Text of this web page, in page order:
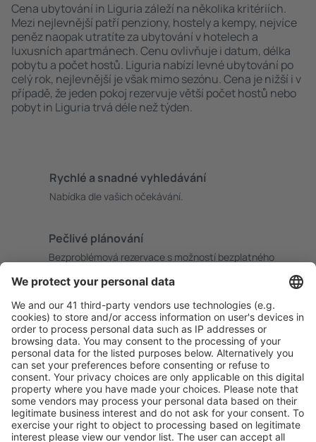
Cena ubytování in Liguria záleží na několika kritériích.
Mezi nejlevnější patří penziony, hostely a kempy, nejvíce
peněz naopak utratíte za ubytování v hotelech a
luxusních apartmánech. Cenu ovlivňuje i datum, délka
pobytu a počet hostů. Liguria nabízí levné ubytování po
celý rok, nejlevnější je však mimo sezónu. Cena je nižší i v
případě, že jeden pokoj rezervuje větší počet hostů nebo
pobyt in Liguria trvá déle než týden.
Rychlé a snadné vyhledávání
Nabídka dle vašich očekávání.
Pečlivé plánování
Bezproblémová rezervace s možností bezplatného
S námi ušetříte
Atraktivní ceny a speciální nabídky pro přihlášené
uživatele.
Ubytování dle vašeho gusta
Vyberte si z více než 1.3 milionu zařízení: hotelů,
apartmánů, chat a dalších.